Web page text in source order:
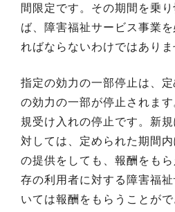
間限定です。その期間を乗
ば、障害福祉サービス事業
ればならないわけではありま
指定の効力の一部停止は、
の効力の一部が停止されま
規受け入れの停止です。新
対しては、定められた期間
の提供をしても、報酬をも
存の利用者に対する障害福
いては報酬をもらうことが